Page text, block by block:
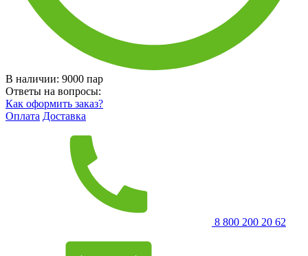
В наличии: 9000 пар
Ответы на вопросы:
Как оформить заказ?
Оплата Доставка
8 800 200 20 62